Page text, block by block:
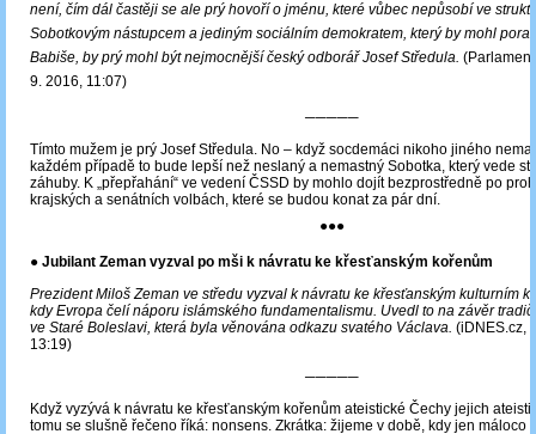
není, čím dál častěji se ale prý hovoří o jménu, které vůbec nepůsobí ve
Sobotkovým nástupcem a jediným sociálním demokratem, který by mohl
Babiše, by prý mohl být nejmocnější český odborář Josef Středula.
9. 2016, 11:07)
─────
Tímto mužem je prý Josef Středula. No – když socdemáci nikoho jiného
každém případě to bude lepší než neslaný a nemastný Sobotka, který vede
záhuby. K „přepřahání“ ve vedení ČSSD by mohlo dojít bezprostředně po
krajských a senátních volbách, které se budou konat za pár dní.
●●●
● Jubilant Zeman vyzval po mši k návratu ke křesťanským kořenům
Prezident Miloš Zeman ve středu vyzval k návratu ke křesťanským kulturním
kdy Evropa čelí náporu islámského fundamentalismu. Uvedl to na závěr
ve Staré Boleslavi, která byla věnována odkazu svatého Václava. (iDNES.cz,
13:19)
─────
Když vyzývá k návratu ke křesťanským kořenům ateistické Čechy jejich
tomu se slušně řečeno říká: nonsens. Zkrátka: žijeme v době, kdy jen máloco